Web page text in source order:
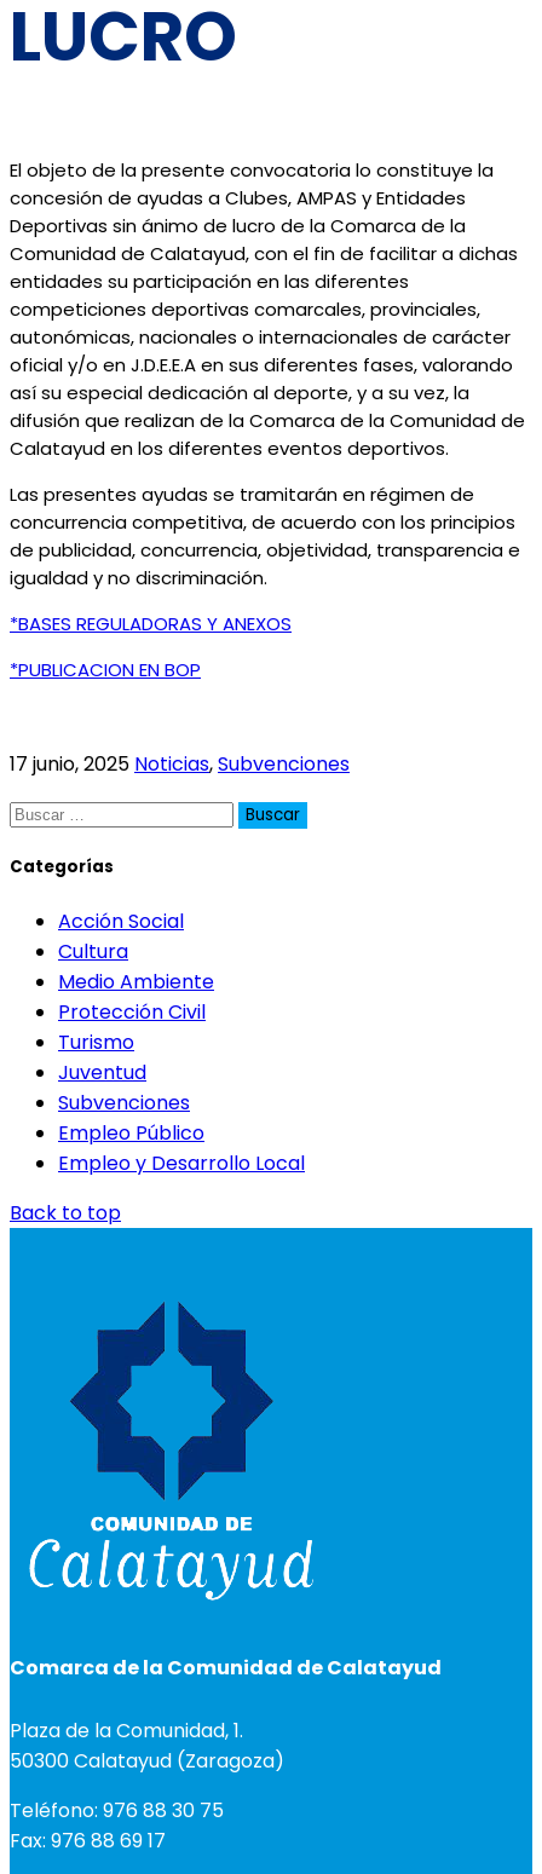
LUCRO
El objeto de la presente convocatoria lo constituye la
concesión de ayudas a Clubes, AMPAS y Entidades
Deportivas sin ánimo de lucro de la Comarca de la
Comunidad de Calatayud, con el fin de facilitar a dichas
entidades su participación en las diferentes
competiciones deportivas comarcales, provinciales,
autonómicas, nacionales o internacionales de carácter
oficial y/o en J.D.E.E.A en sus diferentes fases, valorando
así su especial dedicación al deporte, y a su vez, la
difusión que realizan de la Comarca de la Comunidad de
Calatayud en los diferentes eventos deportivos.
Las presentes ayudas se tramitarán en régimen de
concurrencia competitiva, de acuerdo con los principios
de publicidad, concurrencia, objetividad, transparencia e
igualdad y no discriminación.
*BASES REGULADORAS Y ANEXOS
*PUBLICACION EN BOP
17 junio, 2025 Noticias,Subvenciones
Buscar:
Categorías
Acción Social
Cultura
Medio Ambiente
Protección Civil
Turismo
Juventud
Subvenciones
Empleo Público
Empleo y Desarrollo Local
Back to top
Comarca de la Comunidad de Calatayud
Plaza de la Comunidad, 1.
50300 Calatayud (Zaragoza)
Teléfono: 976 88 30 75
Fax: 976 88 69 17